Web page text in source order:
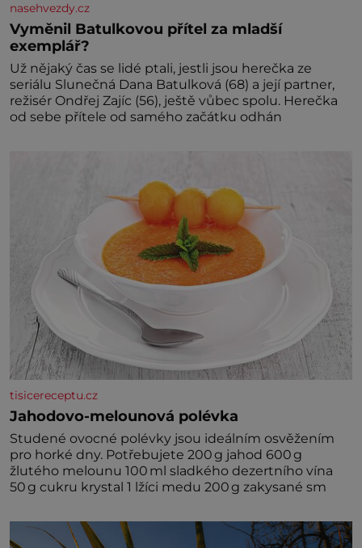
nasehvezdy.cz
Vyměnil Batulkovou přítel za mladší
exemplář?
Už nějaký čas se lidé ptali, jestli jsou herečka ze
seriálu Slunečná Dana Batulková (68) a její partner,
režisér Ondřej Zajíc (56), ještě vůbec spolu. Herečka
od sebe přítele od samého začátku odhán
tisicereceptu.cz
Jahodovo-melounová polévka
Studené ovocné polévky jsou ideálním osvěžením
pro horké dny. Potřebujete 200 g jahod 600 g
žlutého melounu 100 ml sladkého dezertního vína
50 g cukru krystal 1 lžíci medu 200 g zakysané sm